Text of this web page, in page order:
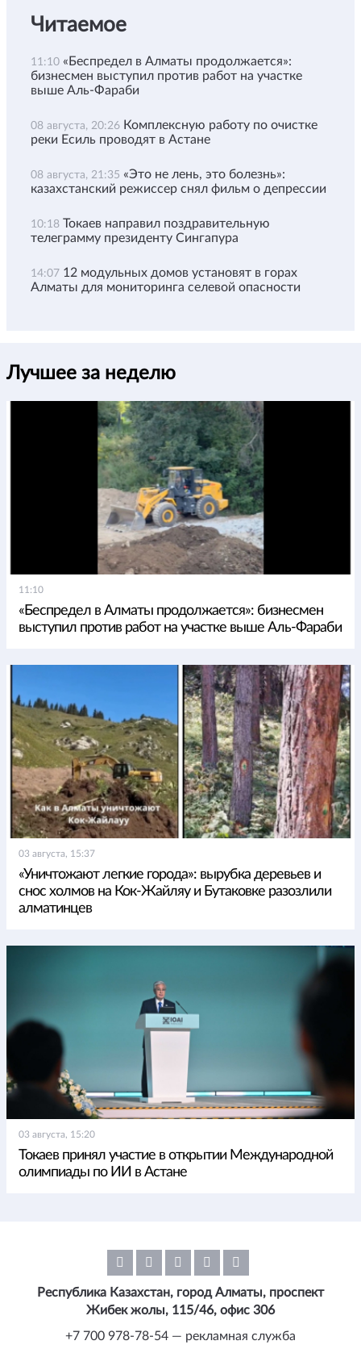
Читаемое
11:10 «Беспредел в Алматы продолжается»:
бизнесмен выступил против работ на участке
выше Аль-Фараби
08 августа, 20:26 Комплексную работу по очистке
реки Есиль проводят в Астане
08 августа, 21:35 «Это не лень, это болезнь»:
казахстанский режиссер снял фильм о депрессии
10:18 Токаев направил поздравительную
телеграмму президенту Сингапура
14:07 12 модульных домов установят в горах
Алматы для мониторинга селевой опасности
Лучшее за неделю
11:10
«Беспредел в Алматы продолжается»: бизнесмен
выступил против работ на участке выше Аль-Фараби
03 августа, 15:37
«Уничтожают легкие города»: вырубка деревьев и
снос холмов на Кок-Жайляу и Бутаковке разозлили
алматинцев
03 августа, 15:20
Токаев принял участие в открытии Международной
олимпиады по ИИ в Астане
Республика Казахстан, город Алматы, проспект
Жибек жолы, 115/46, офис 306
+7 700 978-78-54 — рекламная служба